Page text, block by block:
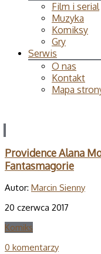
Film i serial
Muzyka
Komiksy
Gry
Serwis
O nas
Kontakt
Mapa
Providence Alana
Fantasmagorie
Autor: Marcin Sienny
20 czerwca 2017
Komiks
0 komentarzy